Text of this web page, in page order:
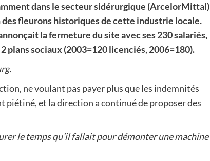
dans le secteur sidérurgique (ArcelorMittal)
fleurons historiques de cette industrie locale.
la fermeture du site avec ses 230 salariés,
plans sociaux (2003=120 licenciés, 2006=180).
ne voulant pas payer plus que les indemnités
piétiné, et la direction a continué de proposer des
le temps qu’il fallait pour démonter une machine